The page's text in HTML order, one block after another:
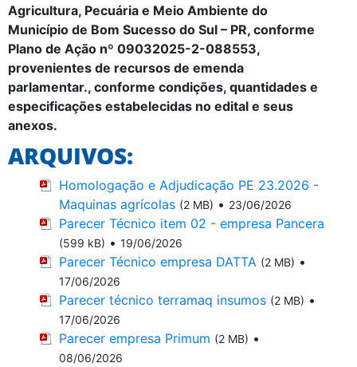
Agricultura, Pecuária e Meio Ambiente do
Município de Bom Sucesso do Sul – PR, conforme
Plano de Ação nº 09032025-2-088553,
provenientes de recursos de emenda
parlamentar., conforme condições, quantidades e
especificações estabelecidas no edital e seus
anexos.
ARQUIVOS:
Homologação e Adjudicação PE 23.2026 -
Maquinas agrícolas (2 MB) • 23/06/2026
Parecer Técnico item 02 - empresa Pancera
(599 kB) • 19/06/2026
Parecer Técnico empresa DATTA (2 MB) •
17/06/2026
Parecer técnico terramaq insumos (2 MB) •
17/06/2026
Parecer empresa Primum (2 MB) •
08/06/2026